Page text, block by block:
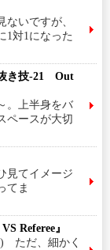
いですが、
1対1になった
き技-21 Out
。上半身をバ
ペースが大切
見てイメージ
てま
Referee』
ただ、細かく